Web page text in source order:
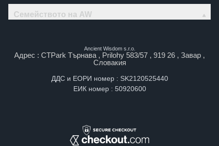
Семейството на AW
Ancient Wisdom s.r.o.
Адрес : CTPark Търнава , Prilohy 583/57 , 919 26 , Завар ,
Словакия
ДДС и ЕОРИ номер : SK2120525440
ЕИК номер : 50920600